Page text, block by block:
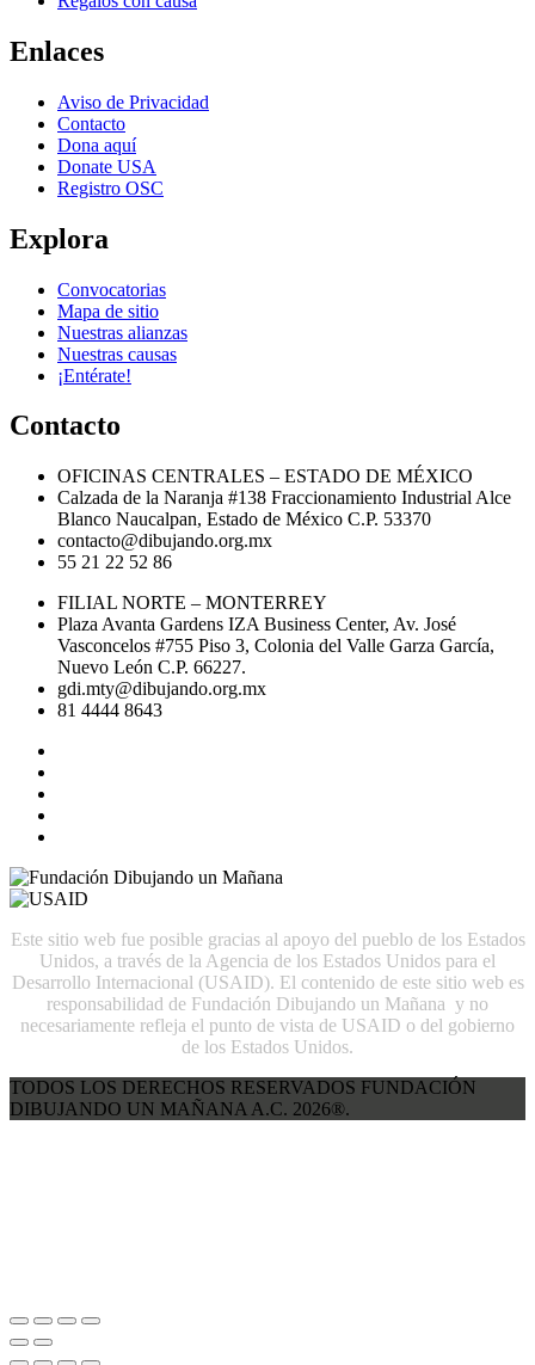
Enlaces
Aviso de Privacidad
Contacto
Dona aquí
Donate USA
Registro OSC
Explora
Convocatorias
Mapa de sitio
Nuestras alianzas
Nuestras causas
¡Entérate!
Contacto
OFICINAS CENTRALES – ESTADO DE MÉXICO
Calzada de la Naranja #138 Fraccionamiento Industrial Alce
Blanco Naucalpan, Estado de México C.P. 53370
contacto@dibujando.org.mx
55 21 22 52 86
FILIAL NORTE – MONTERREY
Plaza Avanta Gardens IZA Business Center, Av. José
Vasconcelos #755 Piso 3, Colonia del Valle Garza García,
Nuevo León C.P. 66227.
gdi.mty@dibujando.org.mx
81 4444 8643
Este sitio web fue posible gracias al apoyo del pueblo de los Estados
Unidos, a través de la Agencia de los Estados Unidos para el
Desarrollo Internacional (USAID). El contenido de este sitio web es
responsabilidad de Fundación Dibujando un Mañana y no
necesariamente refleja el punto de vista de USAID o del gobierno
de los Estados Unidos.
TODOS LOS DERECHOS RESERVADOS FUNDACIÓN
DIBUJANDO UN MAÑANA A.C. 2026®.